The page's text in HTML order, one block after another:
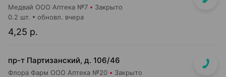
Медвай ООО Аптека №7 Закрыто
4,25 р.
0.2 шт. обновл. вчера
пр-т Партизанский, д. 106/46
Флора Фарм ООО Аптека №20 Закрыто